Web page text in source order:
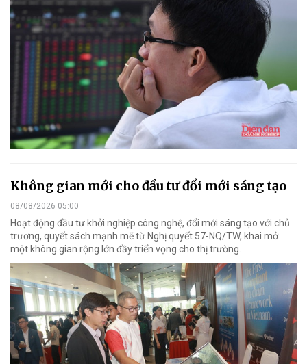
Không gian mới cho đầu tư đổi mới sáng tạo
08/08/2026 05:00
Hoạt động đầu tư khởi nghiệp công nghệ, đổi mới sáng tạo với chủ
trương, quyết sách mạnh mẽ từ Nghị quyết 57-NQ/TW, khai mở
một không gian rộng lớn đầy triển vọng cho thị trường.